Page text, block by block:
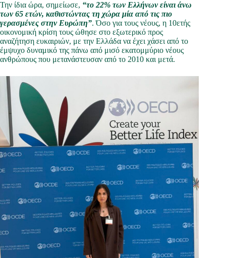
Την ίδια ώρα, σημείωσε, “το 22% των Ελλήνων είναι άνω
των 65 ετών, καθιστώντας τη χώρα μία από τις πιο
γερασμένες στην Ευρώπη”. Όσο για τους νέους, η 10ετής
οικονομική κρίση τους ώθησε στο εξωτερικό προς
αναζήτηση ευκαιριών, με την Ελλάδα να έχει χάσει από το
έμψυχο δυναμικό της πάνω από μισό εκατομμύριο νέους
ανθρώπους που μετανάστευσαν από το 2010 και μετά.